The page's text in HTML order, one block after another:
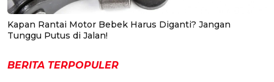
Kapan Rantai Motor Bebek Harus Diganti? Jangan
Tunggu Putus di Jalan!
BERITA TERPOPULER